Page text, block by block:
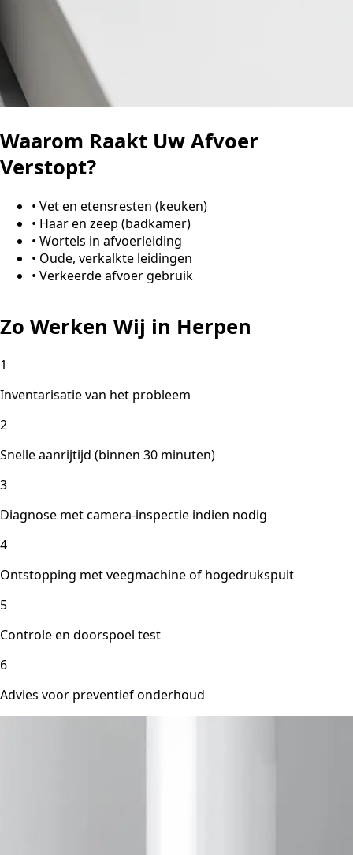
Waarom Raakt Uw Afvoer
Verstopt?
• Vet en etensresten (keuken)
• Haar en zeep (badkamer)
• Wortels in afvoerleiding
• Oude, verkalkte leidingen
• Verkeerde afvoer gebruik
Zo Werken Wij in Herpen
1
Inventarisatie van het probleem
2
Snelle aanrijtijd (binnen 30 minuten)
3
Diagnose met camera-inspectie indien nodig
4
Ontstopping met veegmachine of hogedrukspuit
5
Controle en doorspoel test
6
Advies voor preventief onderhoud